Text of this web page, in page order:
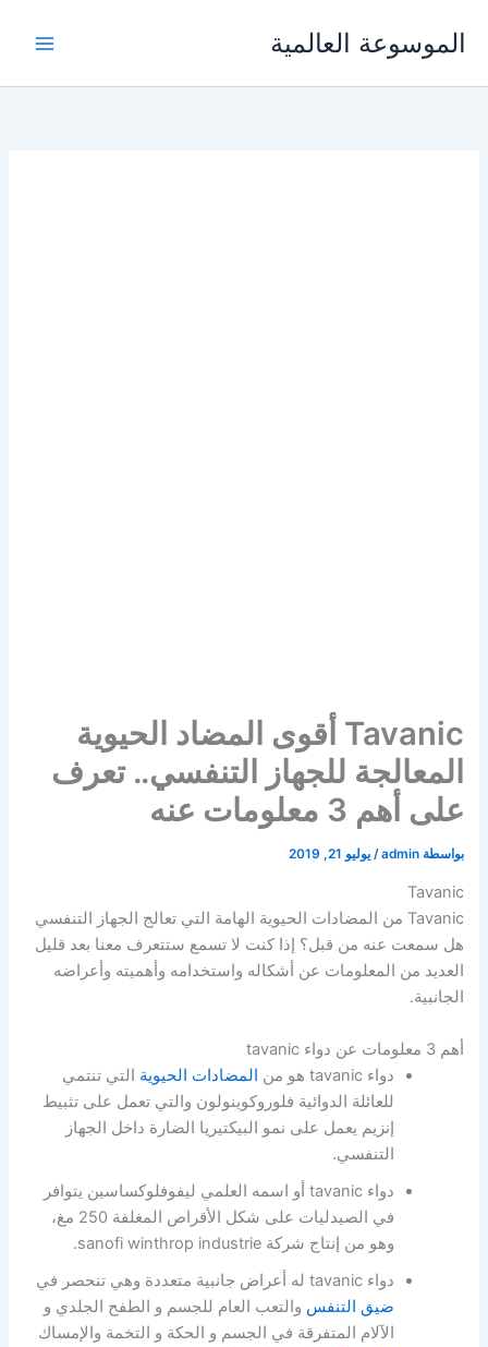
الموسوعة العالمية
Tavanic أقوى المضاد الحيوية
المعالجة للجهاز التنفسي.. تعرف
على أهم 3 معلومات عنه
بواسطة admin
/يوليو 21, 2019
Tavanic
Tavanic من المضادات الحيوية الهامة التي تعالج الجهاز التنفسي
هل سمعت عنه من قبل؟ إذا كنت لا تسمع ستتعرف معنا بعد قليل
العديد من المعلومات عن أشكاله واستخدامه وأهميته وأعراضه
الجانبية.
أهم 3 معلومات عن دواء tavanic
دواء tavanic هو من
المضادات الحيوية التي تنتمي
للعائلة الدوائية فلوروكوينولون والتي تعمل على تثبيط
إنزيم يعمل على نمو البيكتيريا الضارة داخل الجهاز
التنفسي.
دواء tavanic أو اسمه العلمي ليفوفلوكساسين يتوافر
في الصيدليات على شكل الأقراص المغلفة 250 مغ،
وهو من إنتاج شركة sanofi winthrop industrie.
دواء tavanic له أعراض جانبية متعددة وهي تنحصر في
ضيق التنفس والتعب العام للجسم و الطفح الجلدي و
الآلام المتفرقة في الجسم و الحكة و التخمة والإمساك